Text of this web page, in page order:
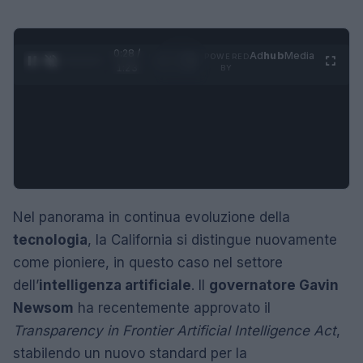
0:29 /
AdhubMedia
Nel panorama in continua evoluzione della
tecnologia, la California si distingue nuovamente
come pioniere, in questo caso nel settore
dell’intelligenza artificiale. Il governatore Gavin
Newsom ha recentemente approvato il
Transparency in Frontier Artificial Intelligence Act,
stabilendo un nuovo standard per la